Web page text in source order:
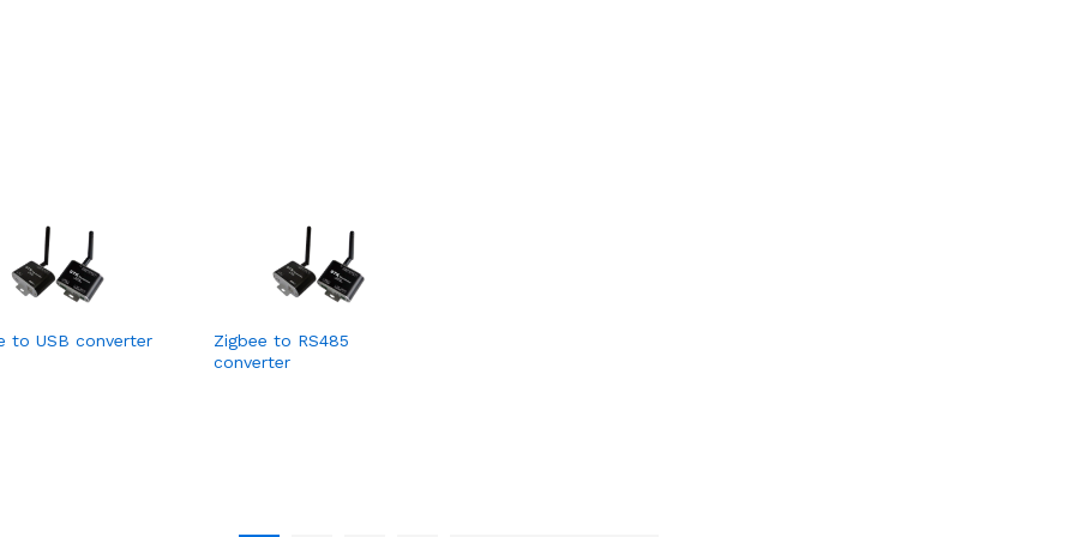
to USB converter
Zigbee to RS485
converter